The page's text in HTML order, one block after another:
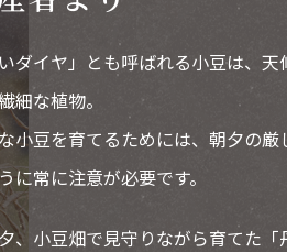
いダイヤ」とも呼ばれる小豆は、
細な植物。
小豆を育てるためには、朝夕の
に常に注意が必要です。
、小豆畑で見守りながら育てた